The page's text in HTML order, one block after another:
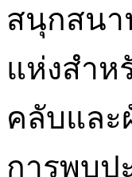
สนุกสนา
แห่งสำห
คลับและ
การพบป